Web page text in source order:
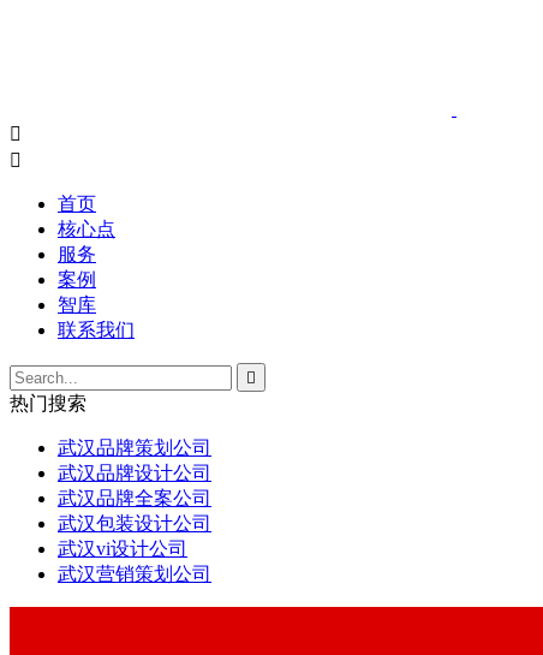


首页
核心点
服务
案例
智库
联系我们

热门搜索
武汉品牌策划公司
武汉品牌设计公司
武汉品牌全案公司
武汉包装设计公司
武汉vi设计公司
武汉营销策划公司